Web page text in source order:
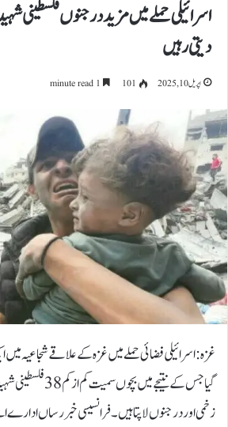
اسرائیلی حملے میں مزید درجنوں فلسطینی
دیتی رہیں
اپریل 10, 2025 101
غزہ: اسرائیلی فضائی حملے میں غزہ کے علاقے شجاعیہ میں
گیا جس کے نتیجے میں
زخمی اور درجنوں لاپتا ہیں۔فرانسیسی خبر رساں